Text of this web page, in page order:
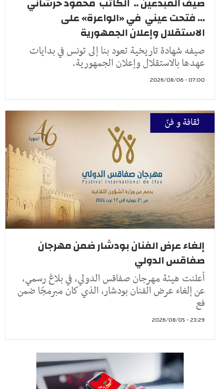
... فتحت عيني في «الواعرة» على
الاستقلال وإعلان الجمهورية
صيفه شهادة تاريخية تعود بنا إلى تونس في بدايات
عهدها بالاستقلال وإعلان الجمهورية.
07:00 - 2026/08/06
ثقافة و فنّ
إلغاء عرض الفنان بودشار ضمن مهرجان
صفاقس الدولي
أعلنت هيئة مهرجان صفاقس الدولي، في بلاغ رسمي،
عن إلغاء عرض الفنان بودشار، الذي كان مبرمجًا ضمن
فع
23:29 - 2026/08/05